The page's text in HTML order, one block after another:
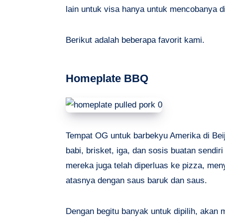
lain untuk visa hanya untuk mencobanya
Berikut adalah beberapa favorit kami.
Homeplate BBQ
Tempat OG untuk barbekyu Amerika di
babi, brisket, iga, dan sosis buatan
mereka juga telah diperluas ke pizza,
atasnya dengan saus baruk dan saus.
Dengan begitu banyak untuk dipilih, akan